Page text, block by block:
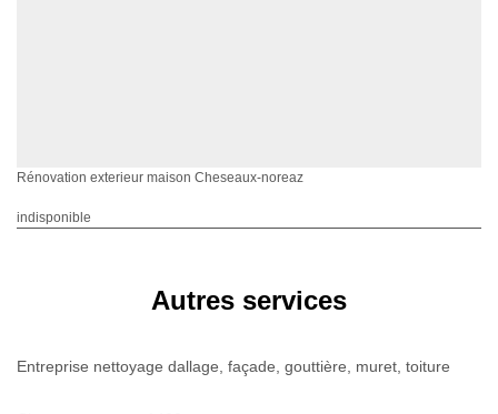
Rénovation exterieur maison Cheseaux-noreaz
indisponible
Autres services
Entreprise nettoyage dallage, façade, gouttière, muret, toiture